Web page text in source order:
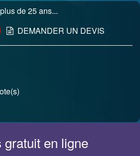
de 25 ans...
DEMANDER UN DEVIS
gratuit en ligne